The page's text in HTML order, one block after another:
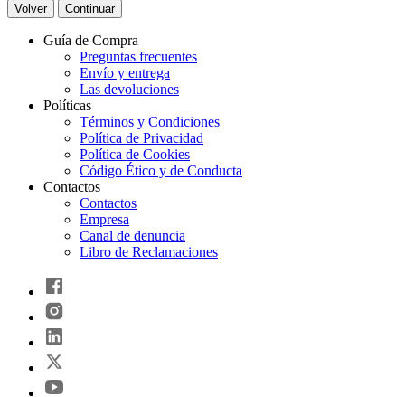
Volver Continuar
Guía de Compra
Preguntas frecuentes
Envío y entrega
Las devoluciones
Políticas
Términos y Condiciones
Política de Privacidad
Política de Cookies
Código Ético y de Conducta
Contactos
Contactos
Empresa
Canal de denuncia
Libro de Reclamaciones